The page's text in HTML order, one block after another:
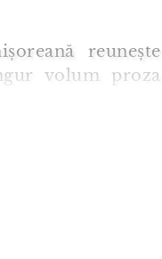
reunește
volum proza